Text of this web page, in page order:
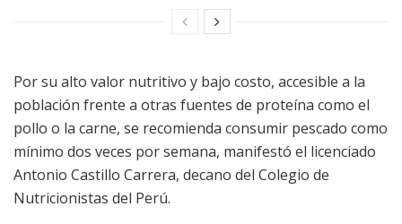
Por su alto valor nutritivo y bajo costo, accesible a la
población frente a otras fuentes de proteína como el
pollo o la carne, se recomienda consumir pescado como
mínimo dos veces por semana, manifestó el licenciado
Antonio Castillo Carrera, decano del Colegio de
Nutricionistas del Perú.